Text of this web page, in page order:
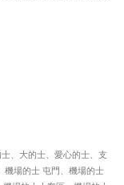
、 大的士、 愛心的士、 支
機場的士 屯門、 機場的士